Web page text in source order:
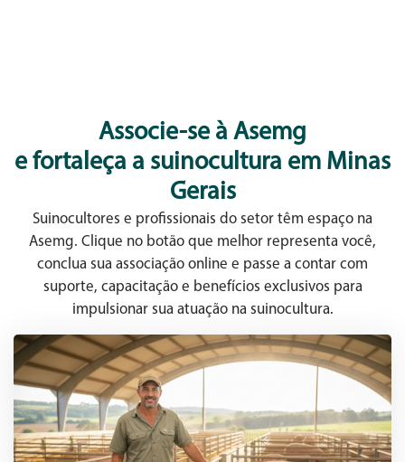
Associe-se à Asemg
e fortaleça a suinocultura em Minas
Gerais
Suinocultores e profissionais do setor têm espaço na
Asemg. Clique no botão que melhor representa você,
conclua sua associação online e passe a contar com
suporte, capacitação e benefícios exclusivos para
impulsionar sua atuação na suinocultura.